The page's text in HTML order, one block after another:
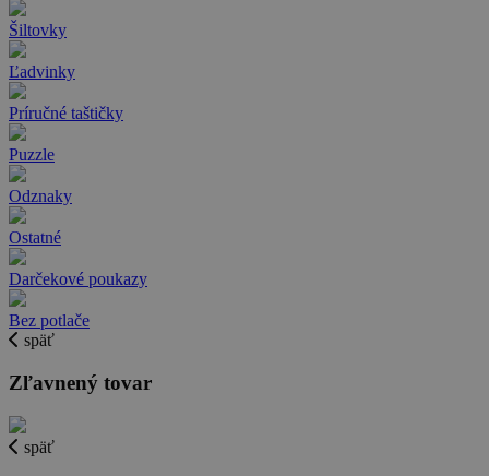
Šiltovky
Ľadvinky
Príručné taštičky
Puzzle
Odznaky
Ostatné
Darčekové poukazy
Bez potlače
späť
Zľavnený tovar
späť